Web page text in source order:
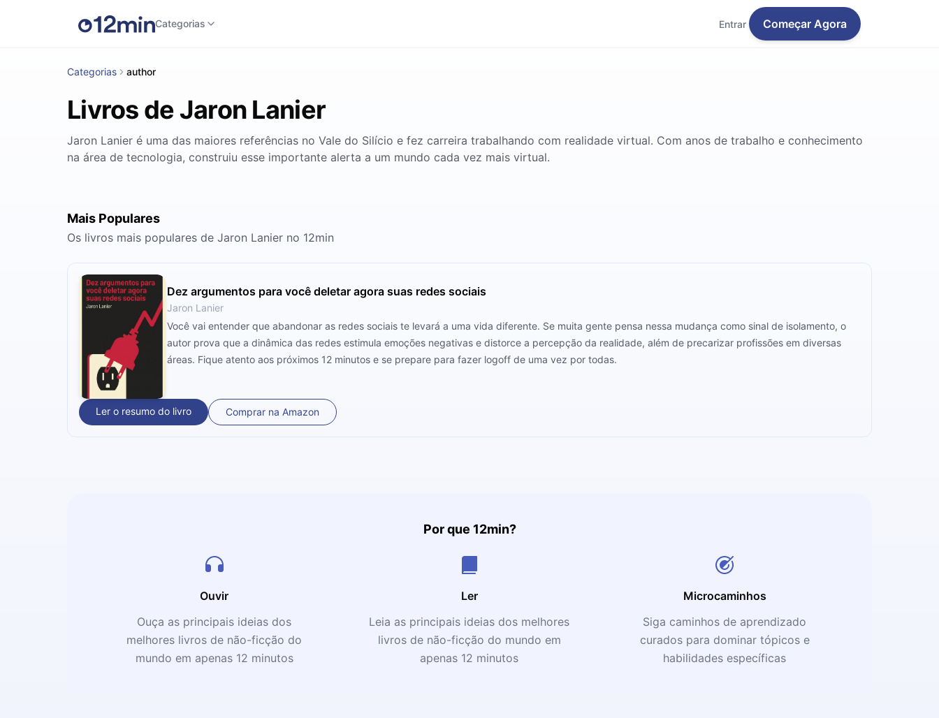
Categorias Entrar Começar Agora
Categorias author
Livros de Jaron Lanier
Jaron Lanier é uma das maiores referências no Vale do Silício e fez carreira trabalhando com realidade virtual. Com anos de trabalho e conhecimento
na área de tecnologia, construiu esse importante alerta a um mundo cada vez mais virtual.
Mais Populares
Os livros mais populares de Jaron Lanier no 12min
Dez argumentos para você deletar agora suas redes sociais
Jaron Lanier
Você vai entender que abandonar as redes sociais te levará a uma vida diferente. Se muita gente pensa nessa mudança como sinal de isolamento, o
autor prova que a dinâmica das redes estimula emoções negativas e distorce a percepção da realidade, além de precarizar profissões em diversas
áreas. Fique atento aos próximos 12 minutos e se prepare para fazer logoff de uma vez por todas.
Ler o resumo do livro Comprar na Amazon
Por que 12min?
Ouvir
Ouça as principais ideias dos
melhores livros de não-ficção do
mundo em apenas 12 minutos
Ler
Leia as principais ideias dos melhores
livros de não-ficção do mundo em
apenas 12 minutos
Microcaminhos
Siga caminhos de aprendizado
curados para dominar tópicos e
habilidades específicas